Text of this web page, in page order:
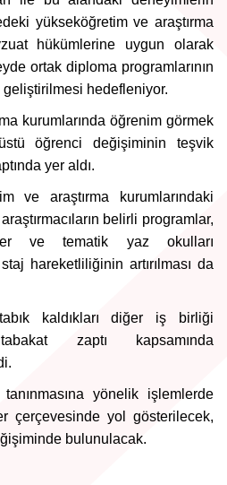
yükseköğretim ve araştırma
hükümlerine uygun olarak
ortak diploma programlarının
geliştirilmesi hedefleniyor.
kurumlarında öğrenim görmek
öğrenci değişiminin teşvik
yer aldı.
ve araştırma kurumlarındaki
belirli programlar,
ve tematik yaz okulları
hareketliliğinin artırılması da
kaldıkları diğer iş birliği
zaptı kapsamında
yönelik işlemlerde
çerçevesinde yol gösterilecek,
bulunulacak.